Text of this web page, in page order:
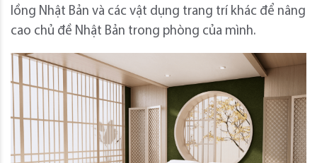
lồng Nhật Bản và các vật dụng trang trí khác để nâng
cao chủ đề Nhật Bản trong phòng của mình.